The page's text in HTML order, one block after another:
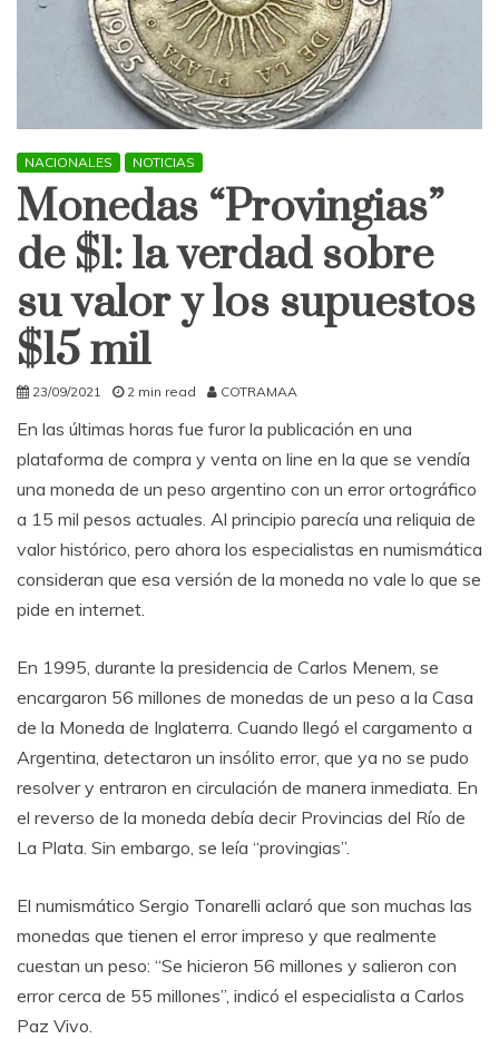
NACIONALES NOTICIAS
Monedas “Provingias”
de $1: la verdad sobre
su valor y los supuestos
$15 mil
23/09/2021 2 min read COTRAMAA
En las últimas horas fue furor la publicación en una
plataforma de compra y venta on line en la que se vendía
una moneda de un peso argentino con un error ortográfico
a 15 mil pesos actuales. Al principio parecía una reliquia de
valor histórico, pero ahora los especialistas en numismática
consideran que esa versión de la moneda no vale lo que se
pide en internet.
En 1995, durante la presidencia de Carlos Menem, se
encargaron 56 millones de monedas de un peso a la Casa
de la Moneda de Inglaterra. Cuando llegó el cargamento a
Argentina, detectaron un insólito error, que ya no se pudo
resolver y entraron en circulación de manera inmediata. En
el reverso de la moneda debía decir Provincias del Río de
La Plata. Sin embargo, se leía “provingias”.
El numismático Sergio Tonarelli aclaró que son muchas las
monedas que tienen el error impreso y que realmente
cuestan un peso: “Se hicieron 56 millones y salieron con
error cerca de 55 millones”, indicó el especialista a Carlos
Paz Vivo.